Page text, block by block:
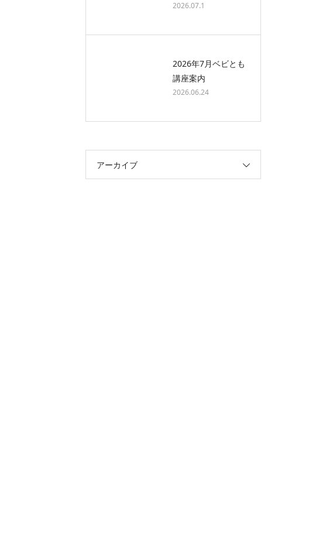
2026.07.1
2026年7月ベビとも
講座案内
2026.06.24
アーカイブ